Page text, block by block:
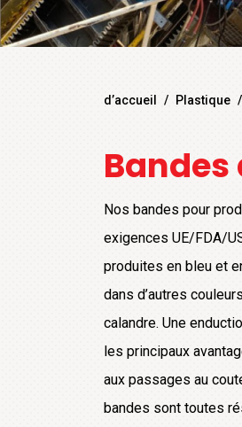
d’accueil / Plastique /
Nos bandes pour
exigences UE/FDA/
produites en bleu et
dans d’autres
calandre. Une
les principaux
aux passages au
bandes sont toutes